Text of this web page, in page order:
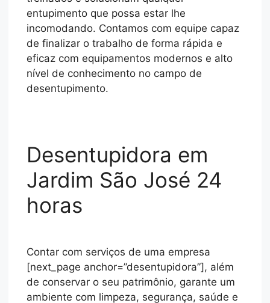
entupimento que possa estar lhe
incomodando. Contamos com equipe capaz
de finalizar o trabalho de forma rápida e
eficaz com equipamentos modernos e alto
nível de conhecimento no campo de
desentupimento.
Desentupidora em
Jardim São José 24
horas
Contar com serviços de uma empresa
[next_page anchor=”desentupidora”], além
de conservar o seu patrimônio, garante um
ambiente com limpeza, segurança, saúde e